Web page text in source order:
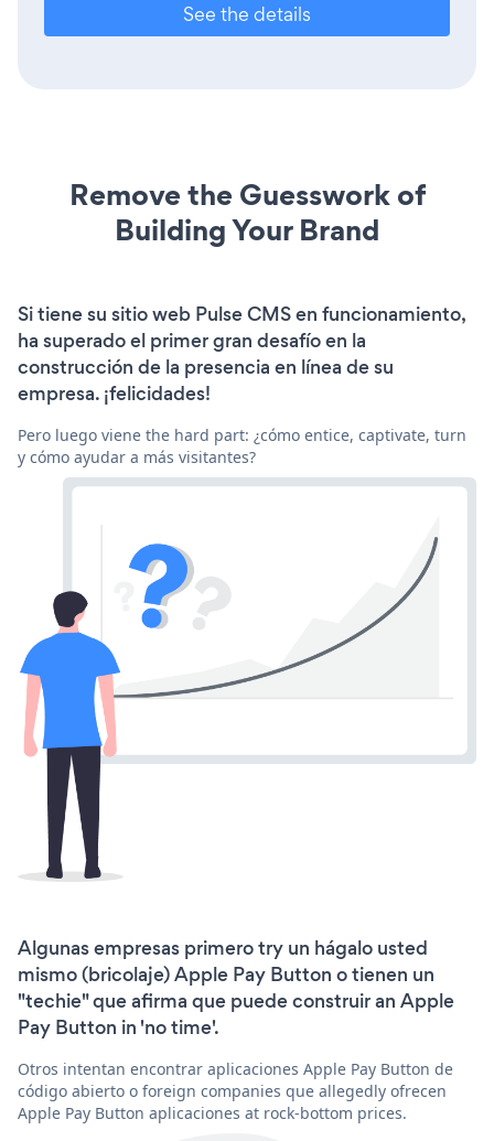
See the details
Remove the Guesswork of
Building Your Brand
Si tiene su sitio web Pulse CMS en funcionamiento,
ha superado el primer gran desafío en la
construcción de la presencia en línea de su
empresa. ¡felicidades!
Pero luego viene the hard part: ¿cómo entice, captivate, turn
y cómo ayudar a más visitantes?
Algunas empresas primero try un hágalo usted
mismo (bricolaje) Apple Pay Button o tienen un
"techie" que afirma que puede construir an Apple
Pay Button in 'no time'.
Otros intentan encontrar aplicaciones Apple Pay Button de
código abierto o foreign companies que allegedly ofrecen
Apple Pay Button aplicaciones at rock-bottom prices.